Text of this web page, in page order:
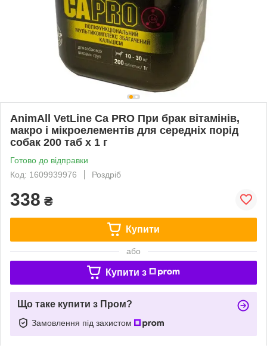
AnimAll VetLine Ca PRO При брак вітамінів,
макро і мікроелементів для середніх порід
собак 200 таб х 1 г
Готово до відправки
Код: 1609939976
Роздріб
338 ₴
Купити
або
Купити з
Що таке купити з Пром?
Замовлення під захистом